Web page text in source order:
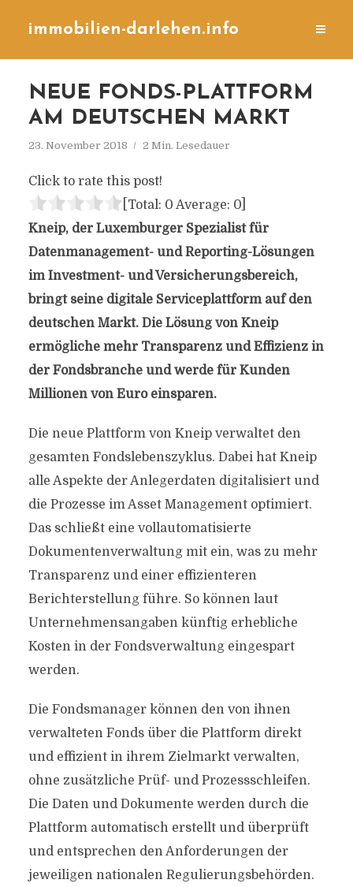
immobilien-darlehen.info
NEUE FONDS-PLATTFORM
AM DEUTSCHEN MARKT
23. November 2018 2 Min. Lesedauer
Click to rate this post!
[Total: 0 Average: 0]
Kneip, der Luxemburger Spezialist für
Datenmanagement- und Reporting-Lösungen
im Investment- und Versicherungsbereich,
bringt seine digitale Serviceplattform auf den
deutschen Markt. Die Lösung von Kneip
ermögliche mehr Transparenz und Effizienz in
der Fondsbranche und werde für Kunden
Millionen von Euro einsparen.
Die neue Plattform von Kneip verwaltet den
gesamten Fondslebenszyklus. Dabei hat Kneip
alle Aspekte der Anlegerdaten digitalisiert und
die Prozesse im Asset Management optimiert.
Das schließt eine vollautomatisierte
Dokumentenverwaltung mit ein, was zu mehr
Transparenz und einer effizienteren
Berichterstellung führe. So können laut
Unternehmensangaben künftig erhebliche
Kosten in der Fondsverwaltung eingespart
werden.
Die Fondsmanager können den von ihnen
verwalteten Fonds über die Plattform direkt
und effizient in ihrem Zielmarkt verwalten,
ohne zusätzliche Prüf- und Prozessschleifen.
Die Daten und Dokumente werden durch die
Plattform automatisch erstellt und überprüft
und entsprechen den Anforderungen der
jeweiligen nationalen Regulierungsbehörden.